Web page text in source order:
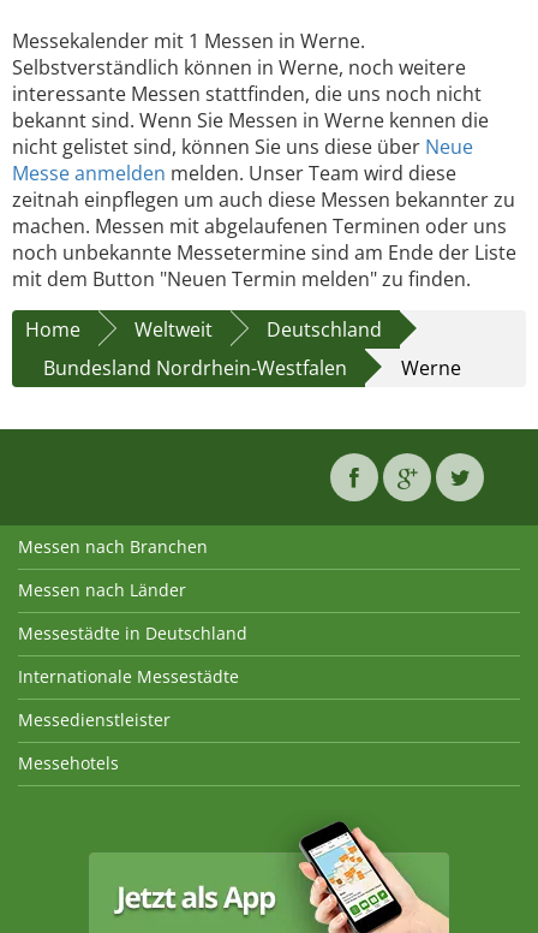
Messekalender mit 1 Messen in Werne.
Selbstverständlich können in Werne, noch weitere
interessante Messen stattfinden, die uns noch nicht
bekannt sind. Wenn Sie Messen in Werne kennen die
nicht gelistet sind, können Sie uns diese über Neue
Messe anmelden melden. Unser Team wird diese
zeitnah einpflegen um auch diese Messen bekannter zu
machen. Messen mit abgelaufenen Terminen oder uns
noch unbekannte Messetermine sind am Ende der Liste
mit dem Button "Neuen Termin melden" zu finden.
Home
Weltweit
Deutschland
Bundesland Nordrhein-Westfalen
Werne
Messen nach Branchen
Messen nach Länder
Messestädte in Deutschland
Internationale Messestädte
Messedienstleister
Messehotels